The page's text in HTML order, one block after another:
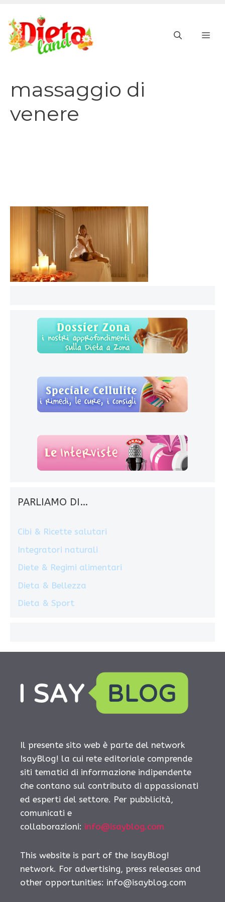
contenuto
massaggio di
venere
PARLIAMO DI…
Cibi & Ricette salutari
Integratori naturali
Diete & Regimi alimentari
Dieta & Bellezza
Dieta & Sport
Il presente sito web è parte del network
IsayBlog! la cui rete editoriale comprende
siti tematici di informazione indipendente
che contano sul contributo di appassionati
ed esperti del settore. Per pubblicità,
comunicati e
collaborazioni: info@isayblog.com
This website is part of the IsayBlog!
network. For advertising, press releases and
other opportunities: info@isayblog.com